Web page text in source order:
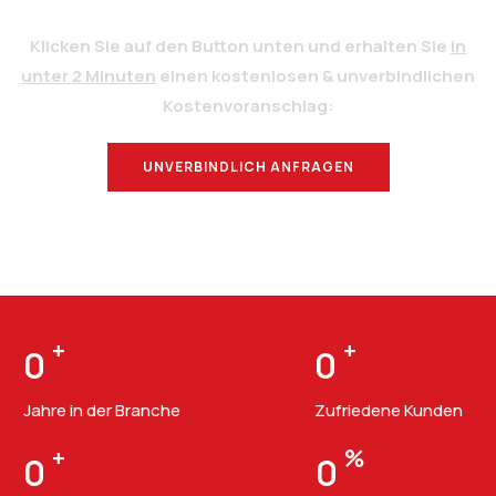
Klicken Sie auf den Button unten und erhalten Sie in
unter 2 Minuten einen kostenlosen & unverbindlichen
Kostenvoranschlag:
UNVERBINDLICH ANFRAGEN
0 +
Jahre in der Branche
0 +
Zufriedene Kunden
0 + 0 %